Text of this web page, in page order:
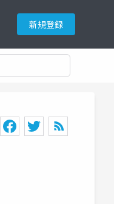
新規登録